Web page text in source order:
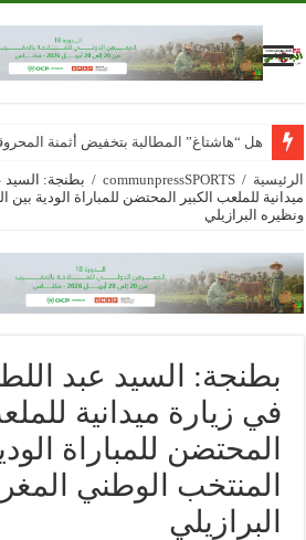
هل “هاشتاغ” المطالبة بتخفيض أثمنة
بالجديدة..توقيف المشتبه فيه الرئيسي في
الرئيسية /
communpressSPORTS
/ بطنجة:
ميدانية للملعب الكبير المحتضن للمباراة الودية
ونظيره البرازيلي
بطنجة: السيد عبد
في زيارة ميدانية
المحتضن للمباراة
المنتخب الوطني
البرازيلي